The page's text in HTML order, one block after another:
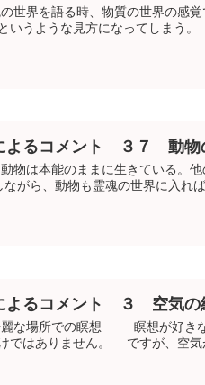
界を語る時、物質の世界の感覚
いうような見方になってしま
よるコメント ３７ 動物
は本能のままに生きている。他
ら、動物も霊魂の世界に入れば
よるコメント ３ 空気の
場所での瞑想 瞑想が好きな人
ではありません。 ですが、空気